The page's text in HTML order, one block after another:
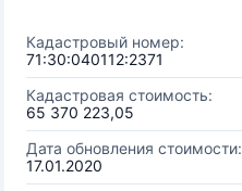
Кадастровый номер:
71:30:040112:2371
Кадастровая стоимость:
65 370 223,05
Дата обновления стоимости:
17.01.2020